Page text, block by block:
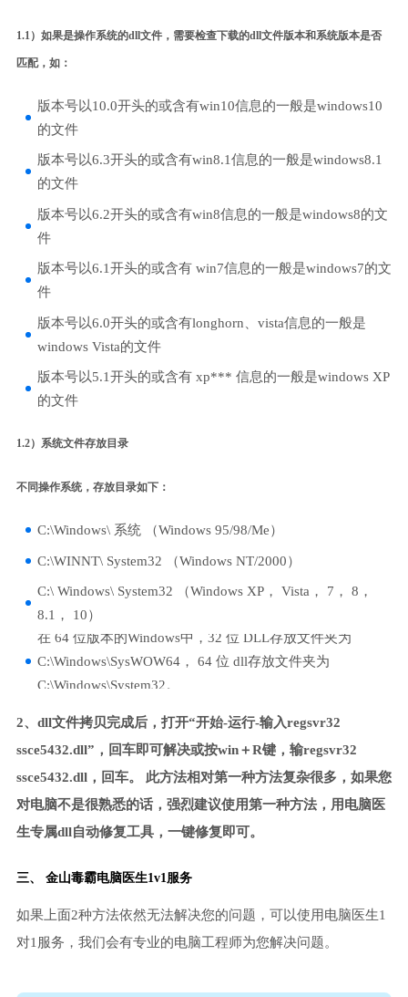
1.1）如果是操作系统的dll文件，需要检查下载的dll文件版本和系统版本是否
匹配，如：
版本号以10.0开头的或含有win10信息的一般是windows10
的文件
版本号以6.3开头的或含有win8.1信息的一般是windows8.1
的文件
版本号以6.2开头的或含有win8信息的一般是windows8的文
件
版本号以6.1开头的或含有 win7信息的一般是windows7的文
件
版本号以6.0开头的或含有longhorn、vista信息的一般是
windows Vista的文件
版本号以5.1开头的或含有 xp*** 信息的一般是windows XP
的文件
1.2）系统文件存放目录
不同操作系统，存放目录如下：
C:\Windows\ 系统 （Windows 95/98/Me）
C:\WINNT\ System32 （Windows NT/2000）
C:\ Windows\ System32 （Windows XP， Vista， 7， 8，
8.1， 10）
在 64 位版本的Windows中，32 位 DLL存放文件夹为
C:\Windows\SysWOW64， 64 位 dll存放文件夹为
C:\Windows\System32。
2、dll文件拷贝完成后，打开“开始-运行-输入regsvr32
ssce5432.dll”，回车即可解决或按win＋R键，输regsvr32
ssce5432.dll，回车。 此方法相对第一种方法复杂很多，如果您
对电脑不是很熟悉的话，强烈建议使用第一种方法，用电脑医
生专属dll自动修复工具，一键修复即可。
三、 金山毒霸电脑医生1v1服务
如果上面2种方法依然无法解决您的问题，可以使用电脑医生1
对1服务，我们会有专业的电脑工程师为您解决问题。